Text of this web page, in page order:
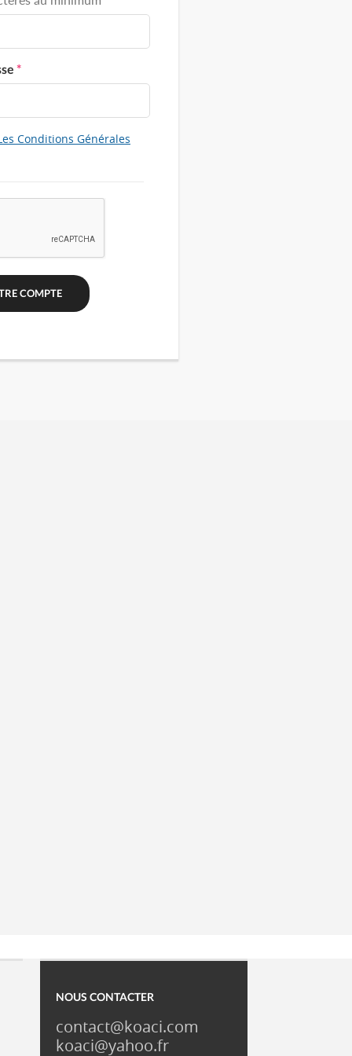
*
Conditions Générales
NOUS CONTACTER
contact@koaci.com
koaci@yahoo.fr